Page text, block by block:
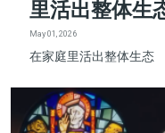
里活出整体生
May 01, 2026
在家庭里活出整体生态